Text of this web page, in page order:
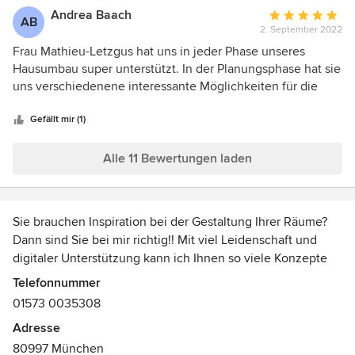
des visualisations des différentes possibilités afin d’obtenir
exactement ce que l’on souhaitait, tout ça avec une
disponibilité une efficacité et une qualité au top !!!
AB Andrea Baach
Bewertung:
5
von
5
2. September 2022
Frau Mathieu-Letzgus hat uns in jeder Phase unseres
Hausumbau super unterstützt. In der Planungsphase hat sie
uns verschiedenene interessante Möglichkeiten für die
haben und damit eine enorme Verbesserung der
die Bauphase persönlich begleitet, so dass fast alles nach
Geschmack . Insgesamt eine sehr sympathische und
Gefällt mir (1)
Alle 11 Bewertungen laden
Sie brauchen Inspiration bei der Gestaltung Ihrer Räume?
Dann sind Sie bei mir richtig!! Mit viel Leidenschaft und
digitaler Unterstützung kann ich Ihnen so viele Konzepte
anbieten, bis Sie Ihres gefunden haben! Farben,
Materialien, Einrichtung, Dekoration, Grundrissoptimierung,
schöne Interieure kreieren. Mit meinen fotorealistischen
Visualisierungen sehen Sie genau, wie Ihr Projekt in der
Telefonnummer
01573 0035308
Adresse
80997 München